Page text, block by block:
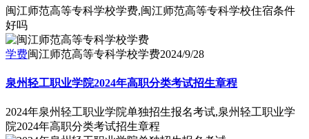
闽江师范高等专科学校学费,闽江师范高等专科学校住宿条件
好吗
学费闽江师范高等专科学校学费2024/9/28
泉州轻工职业学院2024年高职分类考试招生章程
2024年泉州轻工职业学院单独招生报名考试,泉州轻工职业学
院2024年高职分类考试招生章程